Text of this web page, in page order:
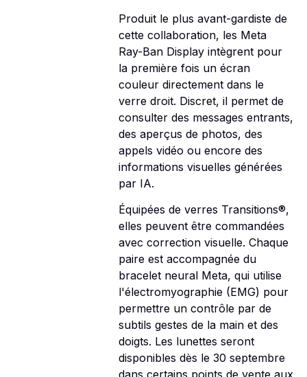
Produit le plus avant-gardiste de
cette collaboration, les Meta
Ray-Ban Display intègrent pour
la première fois un écran
couleur directement dans le
verre droit. Discret, il permet de
consulter des messages entrants,
des aperçus de photos, des
appels vidéo ou encore des
informations visuelles générées
par IA.
Équipées de verres Transitions®,
elles peuvent être commandées
avec correction visuelle. Chaque
paire est accompagnée du
bracelet neural Meta, qui utilise
l'électromyographie (EMG) pour
permettre un contrôle par de
subtils gestes de la main et des
doigts. Les lunettes seront
disponibles dès le 30 septembre